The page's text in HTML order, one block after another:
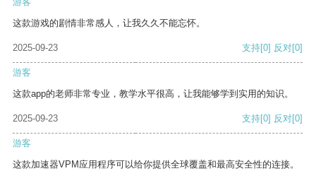
这款游戏的剧情非常感人，让我久久不能忘怀。
2025-09-23 支持[0] 反对[0]
游客
这款app的老师非常专业，教学水平很高，让我能够学到实用的知识。
2025-09-23 支持[0] 反对[0]
游客
这款加速器VPM应用程序可以给你提供全球覆盖和最高安全性的连接。